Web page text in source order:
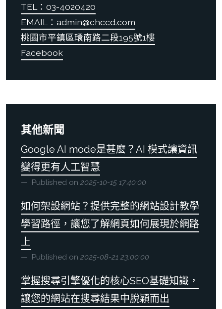
TEL：03-4020420
EMAIL：admin@chccd.com
桃園市平鎮區環南路二段195號1樓
Facebook
其他新聞
Google AI mode是甚麼？AI 模式讓資訊
變得更有人工智慧
Published on 2025-10-15 17:40:00
如何架設網站？提供完整的網站設計教學
學習路徑，讓您了解網頁如何展現於網路
上
Published on 2025-08-21 23:00:00
掌握搜尋引擎優化的核心SEO基礎知識，
讓您的網站在搜尋結果中脫穎而出